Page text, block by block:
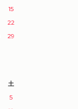
15
22
29
土
5